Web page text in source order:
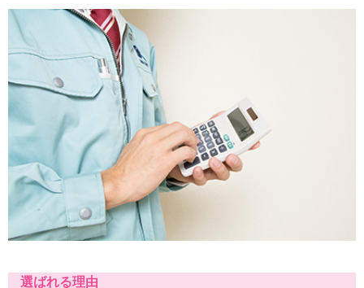
選ばれる理由